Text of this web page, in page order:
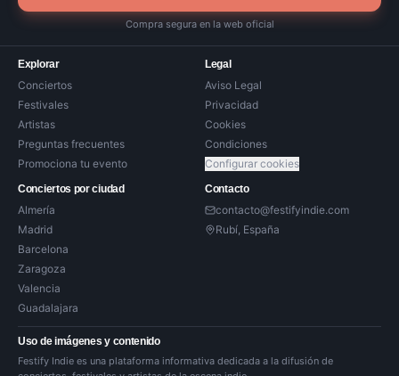
Compra segura en la web oficial
Explorar
Conciertos
Festivales
Artistas
Preguntas frecuentes
Promociona tu evento
Legal
Aviso Legal
Privacidad
Cookies
Condiciones
Configurar cookies
Conciertos por ciudad
Almería
Madrid
Barcelona
Zaragoza
Valencia
Guadalajara
Contacto
contacto@festifyindie.com
Rubí, España
Uso de imágenes y contenido
Festify Indie es una plataforma informativa dedicada a la difusión de